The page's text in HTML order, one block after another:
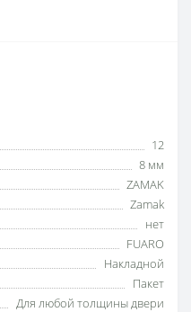
12
8 мм
ZAMAK
Zamak
нет
FUARO
Накладной
Пакет
Для любой толщины двери